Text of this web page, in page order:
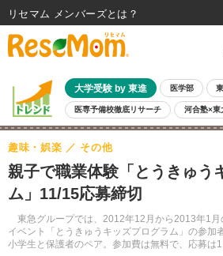
大学受験 by 東進 医学部
医専予備校徹底リサーチ 河合塾×東
親子で考える大学選び 高校受験 中学受験
共通テスト 夏休み
8月開催イベント・WS 全国公立高校 過去問
自由研究教材（小学生向け）
親子で職業体験「とうきゅう
ム」11/15応募締切
東急グループでは、2012年12月から2013年1月
イベント「とうきゅうキッズプログラム」の参加
小学生と保護者のペア。参加費は無料で、応募は
趣味・娯楽 その他
リセマム メンバーズ